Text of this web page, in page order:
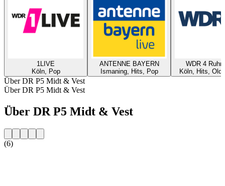
1LIVE
Köln, Pop
ANTENNE BAYERN
Ismaning, Hits, Pop
WDR 4
Köln, Hits,
Über DR P5 Midt & Vest
Über DR P5 Midt & Vest
Über DR P5 Midt & Vest
(6)